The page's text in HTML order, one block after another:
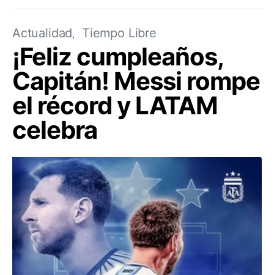
Actualidad Tiempo Libre
¡Feliz cumpleaños,
Capitán! Messi rompe
el récord y LATAM
celebra